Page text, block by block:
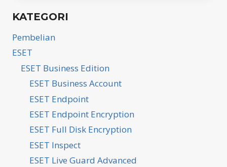
KATEGORI
Pembelian
ESET
ESET Business Edition
ESET Business Account
ESET Endpoint
ESET Endpoint Encryption
ESET Full Disk Encryption
ESET Inspect
ESET Live Guard Advanced